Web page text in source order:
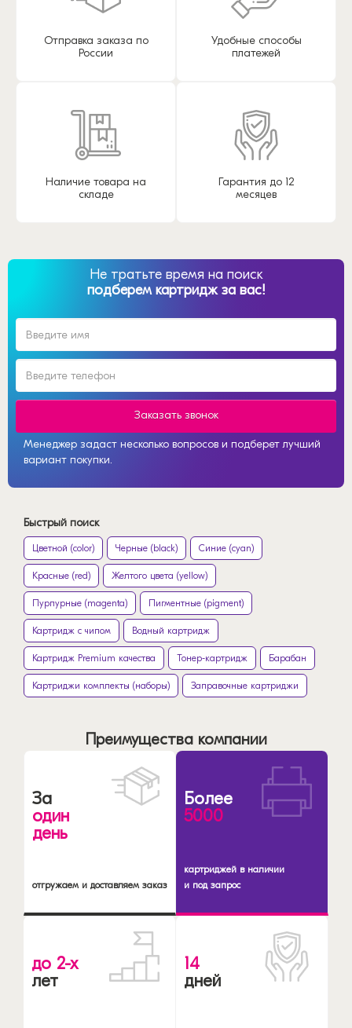
Отправка заказа по
России
Удобные способы
платежей
Наличие товара на
складе
Гарантия до 12
месяцев
Не тратьте время на поиск
подберем картридж за вас!
Заказать звонок
Менеджер задаст несколько вопросов и подберет лучший
вариант покупки.
Быстрый поиск
Цветной (color) Черные (black) Синие (cyan)
Красные (red) Желтого цвета (yellow)
Пурпурные (magenta) Пигментные (pigment)
Картридж с чипом Водный картридж
Картридж Premium качества Тонер-картридж Барабан
Картриджи комплекты (наборы) Заправочные картриджи
Преимущества компании
За
один
день
отгружаем и доставляем заказ
Более
5000
картриджей в наличии
и под запрос
до 2-х
лет
14
дней